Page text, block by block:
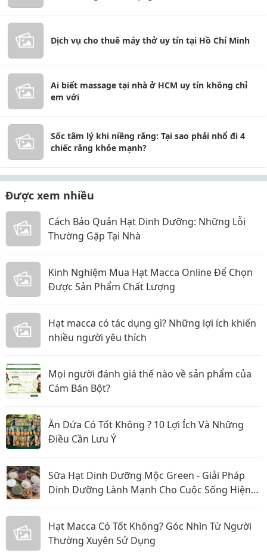
Dịch vụ cho thuê máy thở uy tín tại Hồ Chí Minh
Ai biết massage tại nhà ở HCM uy tín không chỉ
em với
Sốc tâm lý khi niềng răng: Tại sao phải nhổ đi 4
chiếc răng khỏe mạnh?
Được xem nhiều
Cách Bảo Quản Hạt Dinh Dưỡng: Những Lỗi
Thường Gặp Tại Nhà
Kinh Nghiệm Mua Hạt Macca Online Để Chọn
Được Sản Phẩm Chất Lượng
Hạt macca có tác dụng gì? Những lợi ích khiến
nhiều người yêu thích
Mọi người đánh giá thế nào về sản phẩm của
Cám Bán Bột?
Ăn Dứa Có Tốt Không ? 10 Lợi Ích Và Những
Điều Cần Lưu Ý
Sữa Hạt Dinh Dưỡng Mộc Green - Giải Pháp
Dinh Dưỡng Lành Mạnh Cho Cuộc Sống Hiện
Hạt Macca Có Tốt Không? Góc Nhìn Từ Người
Thường Xuyên Sử Dụng